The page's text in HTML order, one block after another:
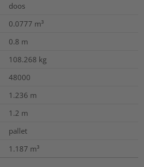
doos
0.0777 m³
0.8 m
108.268 kg
48000
1.236 m
1.2 m
pallet
1.187 m³